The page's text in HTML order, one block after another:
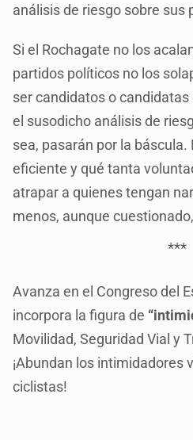
análisis de riesgo sobre sus
Si el Rochagate no los
partidos políticos no los
ser candidatos o
el susodicho análisis de
sea, pasarán por la
eficiente y qué tanta
atrapar a quienes tengan
menos, aunque
***
Avanza en el Congreso del
incorpora la figura de
Movilidad, Seguridad Vial y
¡Abundan los intimidadores
ciclistas!